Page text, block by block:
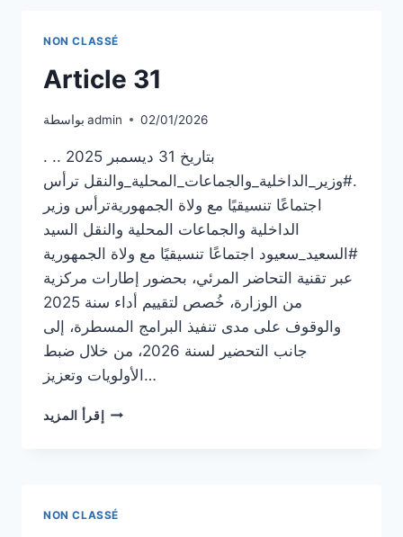
NON CLASSÉ
Article 31
بواسطة admin 02/01/2026
. .. بتاريخ 31 ديسمبر 2025
.#وزير_الداخلية_والجماعات_المحلية_والنقل ترأس
اجتماعًا تنسيقيًا مع ولاة الجمهوريةترأس وزير
الداخلية والجماعات المحلية والنقل السيد
#السعيد_سعيود اجتماعًا تنسيقيًا مع ولاة الجمهورية
عبر تقنية التحاضر المرئي، بحضور إطارات مركزية
من الوزارة، خُصص لتقييم أداء سنة 2025
والوقوف على مدى تنفيذ البرامج المسطرة، إلى
جانب التحضير لسنة 2026، من خلال ضبط
الأولويات وتعزيز…
إقرأ المزيد ARTICLE
NON CLASSÉ